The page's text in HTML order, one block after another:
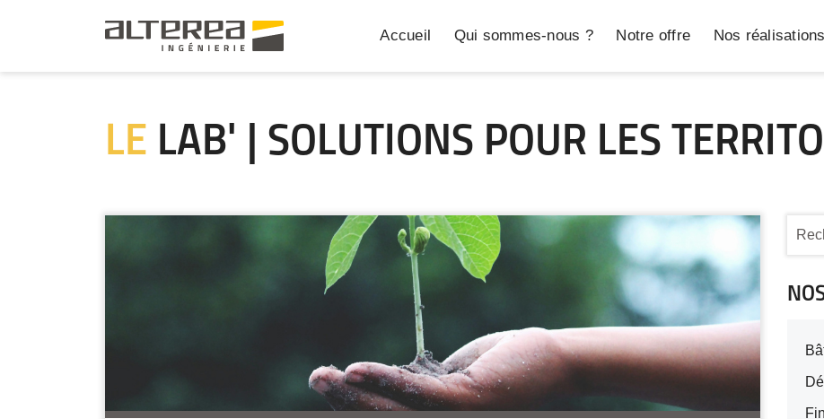
Accueil Qui sommes-nous ? Notre offre Nos réalisations
LE LAB' | SOLUTIONS POUR LES